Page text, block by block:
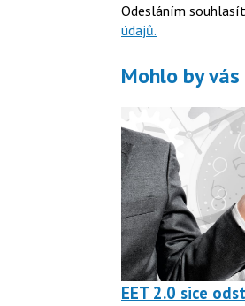
Odesláním
údajů.
Mohlo by
EET 2.0 sice